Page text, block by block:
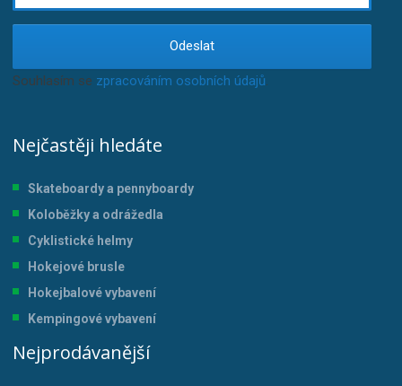
Odeslat
Souhlasím se zpracováním osobních údajů
Nejčastěji hledáte
Skateboardy a pennyboardy
Koloběžky a odrážedla
Cyklistické helmy
Hokejové brusle
Hokejbalové vybavení
Kempingové vybavení
Nejprodávanější